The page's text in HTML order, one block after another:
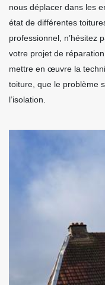
nous déplacer dans les
état de différentes
professionnel, n’hésitez
votre projet de
mettre en œuvre la
toiture, que le problème
l’isolation.